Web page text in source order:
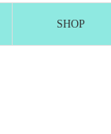
SHOP